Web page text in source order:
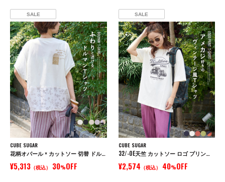
SALE
CUBE SUGAR
花柄オパール × カットソー 切替 ドルマン Tシャツ
¥5,313 （税込） 30%OFF
SALE
CUBE SUGAR
32/-OE天竺 カットソー ロゴ プリント Tシャツ
¥2,574 （税込） 40%OFF